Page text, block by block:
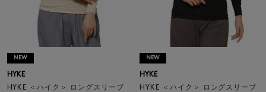
NEW
HYKE
HYKE ＜ハイク＞ ロングスリーブ
NEW
HYKE
HYKE ＜ハイク＞ ロングスリーブ